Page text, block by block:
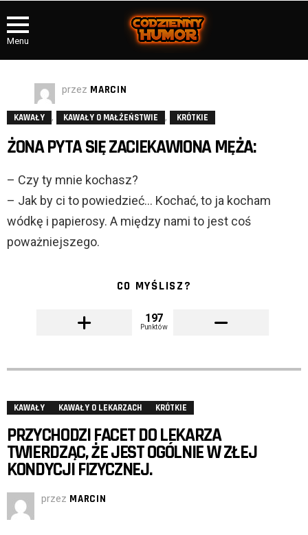
Menu
przez MARCIN
KAWAŁY , KAWAŁY O MAŁŻEŃSTWIE , KRÓTKIE
ŻONA PYTA SIĘ ZACIEKAWIONA MĘŻA:
– Czy ty mnie kochasz?
– Jak by ci to powiedzieć… Kochać, to ja kocham
wódkę i papierosy. A między nami to jest coś
poważniejszego.
CO MYŚLISZ?
197
Punktów
KAWAŁY KAWAŁY O LEKARZACH KRÓTKIE
PRZYCHODZI FACET DO LEKARZA
TWIERDZĄC, ŻE JEST OGÓLNIE W ZŁEJ
KONDYCJI FIZYCZNEJ.
przez MARCIN